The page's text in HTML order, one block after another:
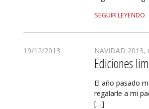
SEGUIR LEYENDO
19/12/2013 NAVIDAD 2013,
Ediciones
El año pasado
regalarle a mi
[…]